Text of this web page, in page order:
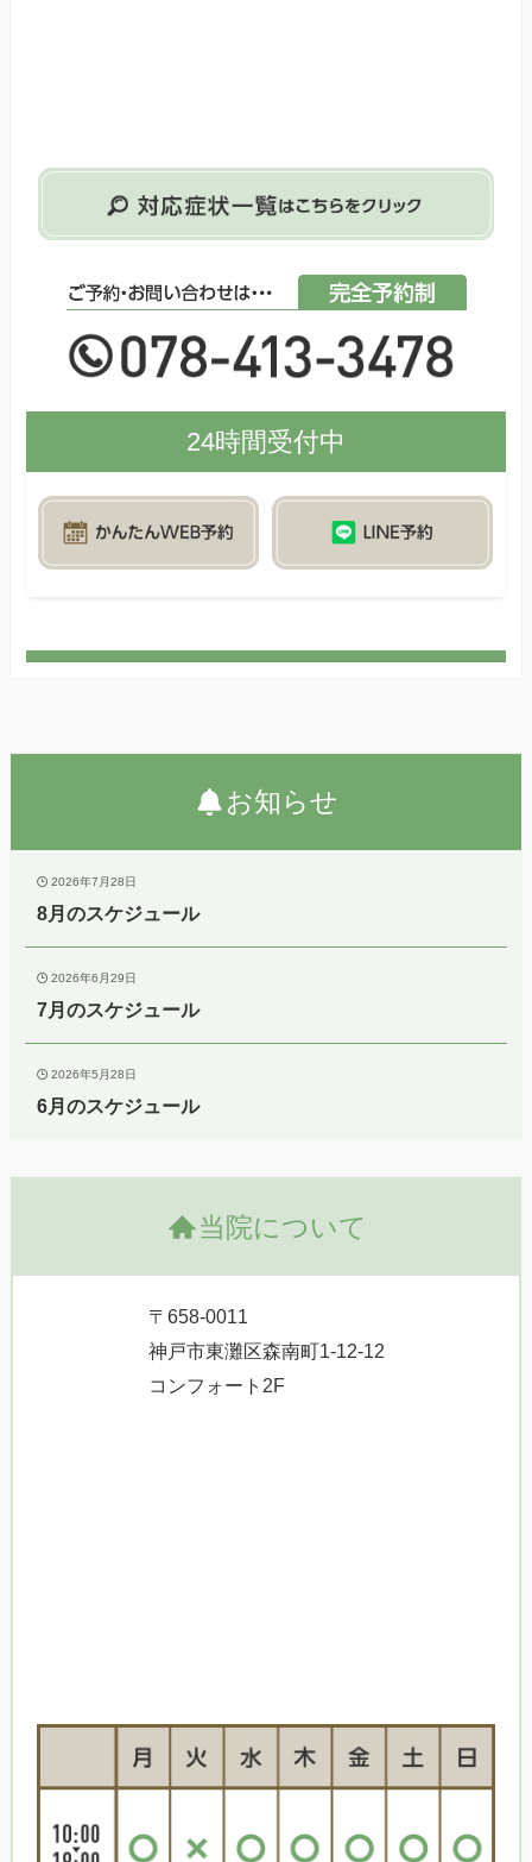
24時間受付中
お知らせ
2026年7月28日
8月のスケジュール
2026年6月29日
7月のスケジュール
2026年5月28日
6月のスケジュール
当院について
〒658-0011
神戸市東灘区森南町1-12-12
コンフォート2F